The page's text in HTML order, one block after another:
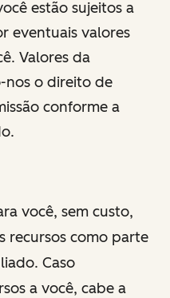
estão sujeitos a
eventuais valores
Valores da
nos o direito de
conforme a
você, sem custo,
recursos como parte
Caso
a você, cabe a